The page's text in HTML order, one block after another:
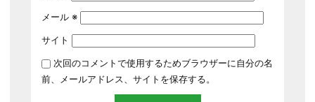
メール ※
サイト
次回のコメントで使用するためブラウザーに自分の名
前、メールアドレス、サイトを保存する。